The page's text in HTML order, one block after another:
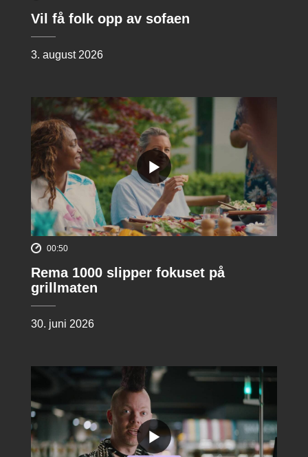
Vil få folk opp av sofaen
3. august 2026
00:50
Rema 1000 slipper fokuset på
grillmaten
30. juni 2026